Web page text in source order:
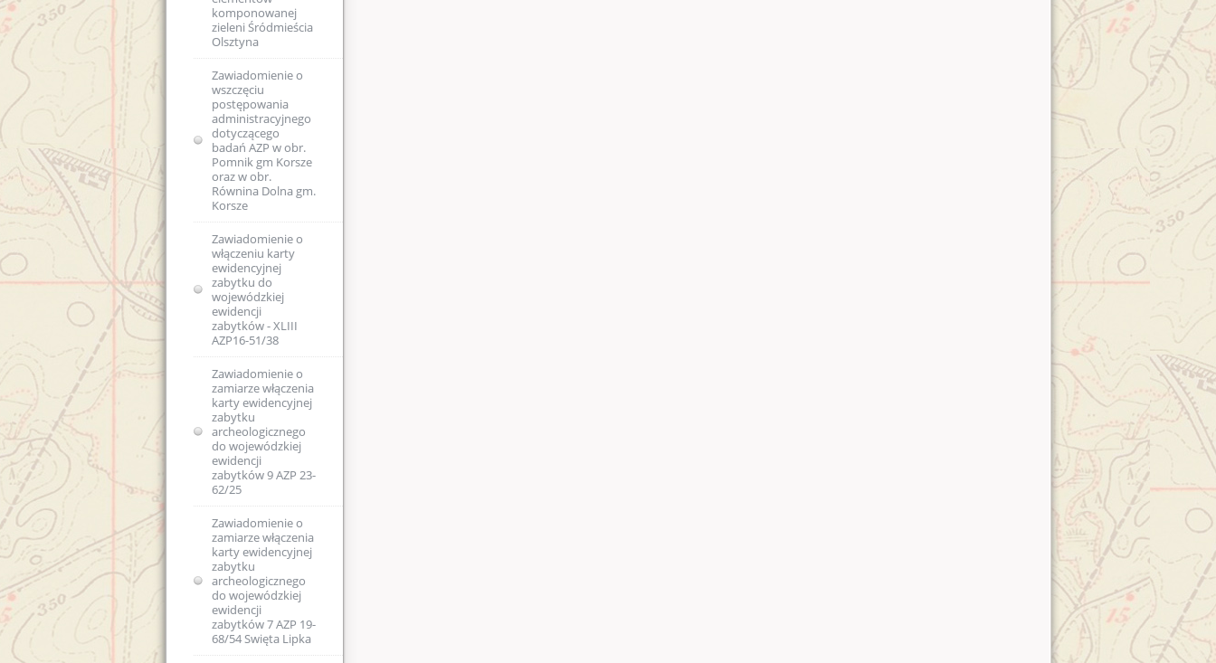
komponowanej
zieleni Śródmieścia
Olsztyna
Zawiadomienie o
wszczęciu
postępowania
administracyjnego
dotyczącego
badań AZP w obr.
Pomnik gm Korsze
oraz w obr.
Równina Dolna gm.
Korsze
Zawiadomienie o
włączeniu karty
ewidencyjnej
zabytku do
wojewódzkiej
ewidencji
zabytków - XLIII
AZP16-51/38
Zawiadomienie o
zamiarze włączenia
karty ewidencyjnej
zabytku
archeologicznego
do wojewódzkiej
ewidencji
zabytków 9 AZP 23-
62/25
Zawiadomienie o
zamiarze włączenia
karty ewidencyjnej
zabytku
archeologicznego
do wojewódzkiej
ewidencji
zabytków 7 AZP 19-
68/54 Swięta Lipka